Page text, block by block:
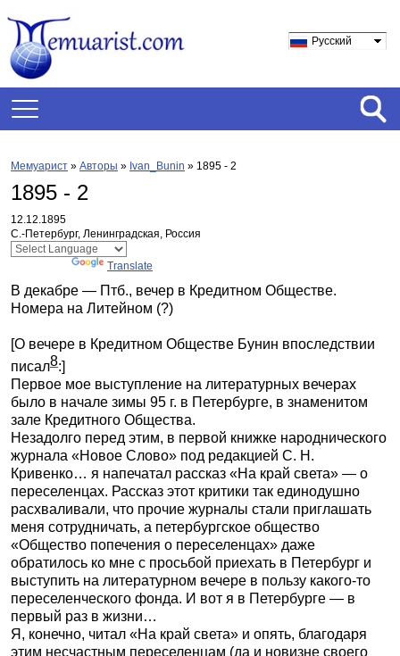
Русский
Мемуарист » Авторы » Ivan_Bunin » 1895 - 2
1895 - 2
12.12.1895
С.-Петербург, Ленинградская, Россия
Translate
В декабре — Птб., вечер в Кредитном Обществе.
Номера на Литейном (?)
[О вечере в Кредитном Обществе Бунин впоследствии
писал8:]
Первое мое выступление на литературных вечерах
было в начале зимы 95 г. в Петербурге, в знаменитом
зале Кредитного Общества.
Незадолго перед этим, в первой книжке народнического
журнала «Новое Слово» под редакцией С. Н.
Кривенко… я напечатал рассказ «На край света» — о
переселенцах. Рассказ этот критики так единодушно
расхваливали, что прочие журналы стали приглашать
меня сотрудничать, а петербургское общество
«Общество попечения о переселенцах» даже
обратилось ко мне с просьбой приехать в Петербург и
выступить на литературном вечере в пользу какого-то
переселенческого фонда. И вот я в Петербурге — в
первый раз в жизни…
Я, конечно, читал «На край света» и опять, благодаря
этим несчастным переселенцам (да и новизне своего